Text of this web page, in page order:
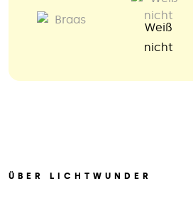
Weiß
nicht
ÜBER LICHTWUNDER